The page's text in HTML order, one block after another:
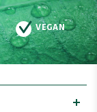
VEGAN